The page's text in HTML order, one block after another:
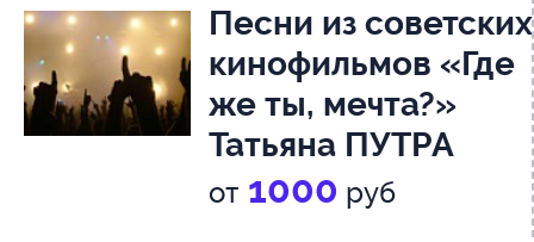
Песни из советских
кинофильмов «Где
же ты, мечта?»
Татьяна ПУТРА
(вокал)
от 1000 руб